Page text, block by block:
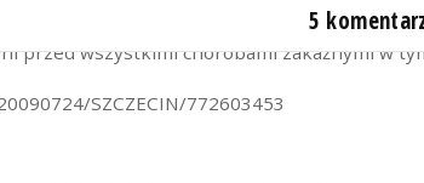
5
2009 roku ten sam Kisiel pisał iż policjanci
przed wszystkimi chorobami zakaźnymi w
SZCZECIN/772603453